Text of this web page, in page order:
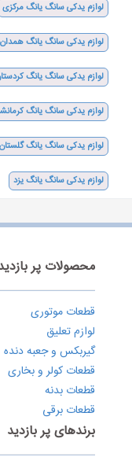
لوازم یدکی سانگ یانگ مرکزی
لوازم یدکی سانگ یانگ همدان
لوازم یدکی سانگ یانگ
لوازم یدکی سانگ یانگ
لوازم یدکی سانگ یانگ گلستان
لوازم یدکی سانگ یانگ یزد
محصولات پر
قطعات موتوری
لوازم تعلیق
گیربکس و جعبه دنده
قطعات کولر و بخاری
قطعات بدنه
قطعات برقی
برندهای پر بازدید